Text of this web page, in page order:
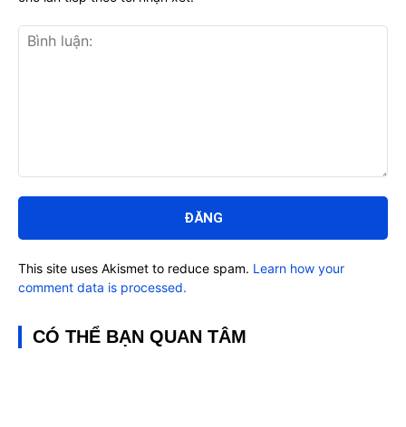
luận:
This site uses Akismet to reduce spam. Learn how your
comment data is processed.
CÓ THỂ BẠN QUAN TÂM